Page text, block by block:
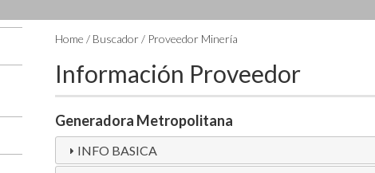
Home / Buscador / Proveedor Minería
Información Proveedor
Generadora Metropolitana
INFO BASICA